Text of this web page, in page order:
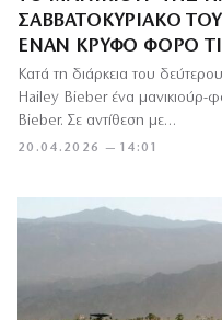
ΣΑΒΒΑΤΟΚΎΡΙΑΚΟ ΤΟΥ
ΈΝΑΝ ΚΡΥΦΌ ΦΌΡΟ
20.04.2026 — 14:01
Κατά τη διάρκεια του
Hailey Bieber ένα μανικιούρ-
Bieber. Σε αντίθεση με…